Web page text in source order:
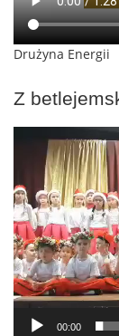
Drużyna Energii
Z
Odtwarzacz
00:00